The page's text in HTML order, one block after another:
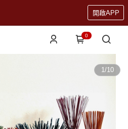
開啟APP
0
1/10